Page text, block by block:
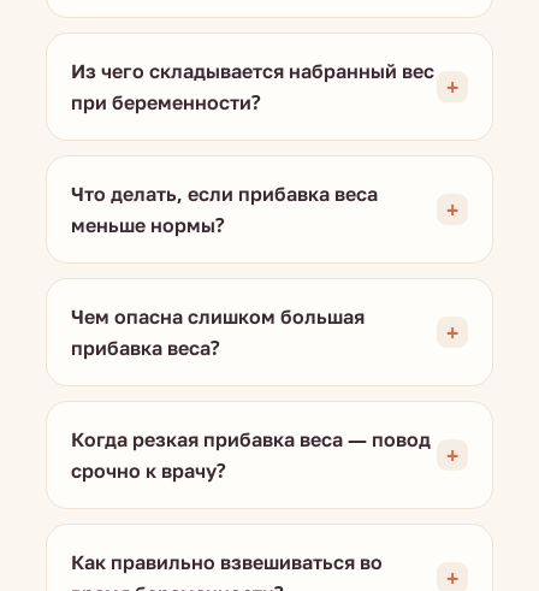
Из чего складывается набранный вес
при беременности?
Что делать, если прибавка веса
меньше нормы?
Чем опасна слишком большая
прибавка веса?
Когда резкая прибавка веса — повод
срочно к врачу?
Как правильно взвешиваться во